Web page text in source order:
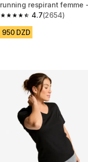
running respirant femme
blanc
4.7
4.7 out of 5 stars from
(2654)
950 DZD